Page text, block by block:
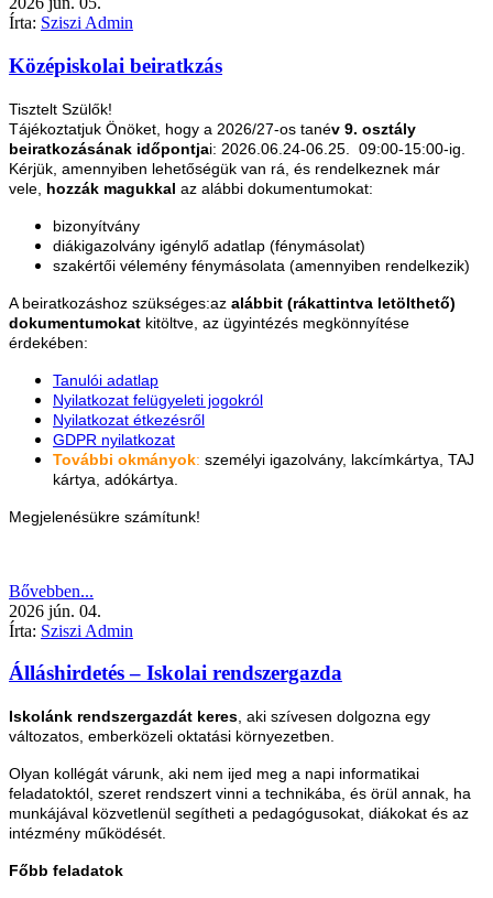
Írta: Sziszi Admin
Középiskolai beiratkzás
Tisztelt Szülők!
Tájékoztatjuk Önöket, hogy a 2026/27-os tanév 9. osztály
beiratkozásának időpontjai: 2026.06.24-06.25. 09:00-15:00-ig.
Kérjük, amennyiben lehetőségük van rá, és rendelkeznek már
vele, hozzák magukkal az alábbi dokumentumokat:
bizonyítvány
diákigazolvány igénylő adatlap (fénymásolat)
szakértői vélemény fénymásolata (amennyiben rendelkezik)
A beiratkozáshoz szükséges:az alábbit (rákattintva letölthető)
dokumentumokat kitöltve, az ügyintézés megkönnyítése
érdekében:
Tanulói adatlap
Nyilatkozat felügyeleti jogokról
Nyilatkozat étkezésről
GDPR nyilatkozat
További okmányok: személyi igazolvány, lakcímkártya, TAJ
kártya, adókártya.
Megjelenésükre számítunk!
Bővebben...
2026 jún. 04.
Írta: Sziszi Admin
Álláshirdetés – Iskolai rendszergazda
Iskolánk rendszergazdát keres , aki szívesen dolgozna egy
változatos, emberközeli oktatási környezetben.
Olyan kollégát várunk, aki nem ijed meg a napi informatikai
feladatoktól, szeret rendszert vinni a technikába, és örül annak, ha
munkájával közvetlenül segítheti a pedagógusokat, diákokat és az
intézmény működését.
Főbb feladatok